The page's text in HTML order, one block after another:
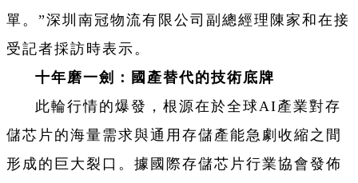
單。”深圳南冠物流有限公司副總經理陳家和在接
受記者採訪時表示。
‌十年磨一劍：國產替代的技術底牌‌
此輪行情的爆發，根源在於全球AI產業對存
儲芯片的海量需求與通用存儲產能急劇收縮之間
形成的巨大裂口。據國際存儲芯片行業協會發佈